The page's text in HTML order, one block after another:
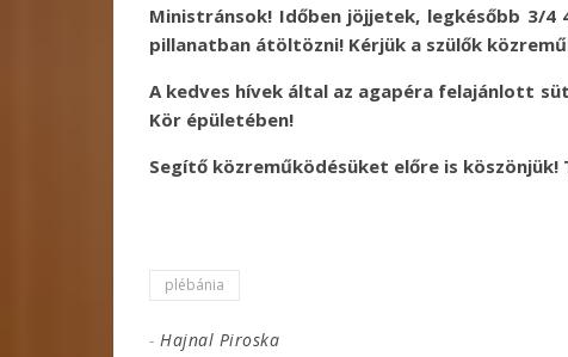
Ministránsok! Időben jöjjetek, legkésőbb 3/
pillanatban átöltözni! Kérjük a szülők
A kedves hívek által az agapéra felajánlott
Kör épületében!
Segítő közreműködésüket előre is
plébánia
- Hajnal Piroska